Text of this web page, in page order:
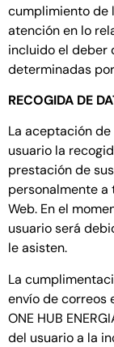
cumplimiento de
atención en lo
incluido el deber
determinadas por
RECOGIDA DE
La aceptación
usuario la
prestación de
personalmente a
Web. En el
usuario será
le asisten.
La
envío de correos
ONE HUB
del usuario a la